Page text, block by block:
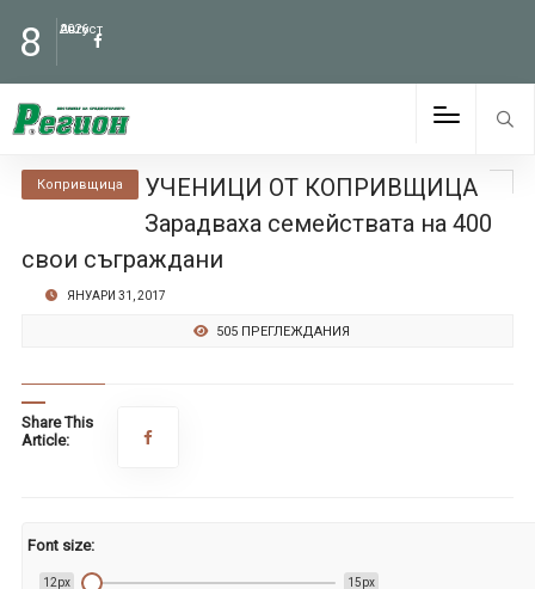
8 Август
2026
Копривщица
УЧЕНИЦИ ОТ КОПРИВЩИЦА
Зарадваха семействата на 400
свои съграждани
ЯНУАРИ 31, 2017
505 ПРЕГЛЕЖДАНИЯ
Share This
Article:
Font size:
12px 15px